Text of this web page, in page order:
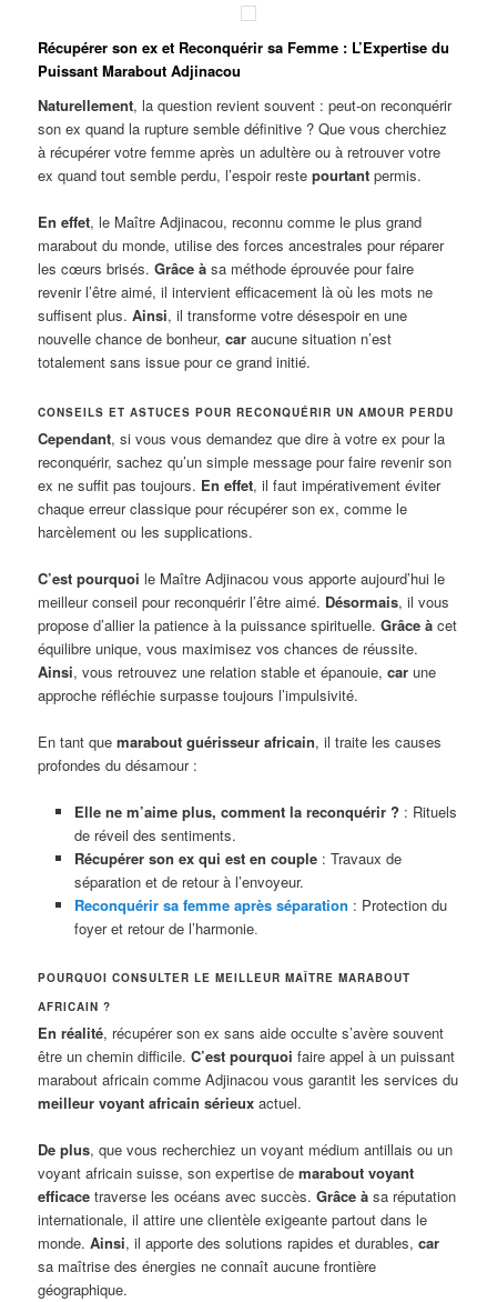
Récupérer son ex et Reconquérir sa Femme : L’Expertise du
Puissant Marabout Adjinacou
Naturellement, la question revient souvent : peut-on reconquérir
son ex quand la rupture semble définitive ? Que vous cherchiez
à récupérer votre femme après un adultère ou à retrouver votre
ex quand tout semble perdu, l’espoir restepourtant permis.
En effet, le Maître Adjinacou, reconnu comme le plus grand
marabout du monde, utilise des forces ancestrales pour réparer
les cœurs brisés.Grâce à sa méthode éprouvée pour faire
revenir l’être aimé, il intervient efficacement là où les mots ne
suffisent plus.Ainsi, il transforme votre désespoir en une
nouvelle chance de bonheur,car aucune situation n’est
totalement sans issue pour ce grand initié.
CONSEILS ET ASTUCES POUR RECONQUÉRIR UN AMOUR PERDU
Cependant, si vous vous demandez que dire à votre ex pour la
reconquérir, sachez qu’un simple message pour faire revenir son
ex ne suffit pas toujours. En effet, il faut impérativement éviter
chaque erreur classique pour récupérer son ex, comme le
harcèlement ou les supplications.
C’est pourquoi le Maître Adjinacou vous apporte aujourd’hui le
meilleur conseil pour reconquérir l’être aimé. Désormais, il vous
propose d’allier la patience à la puissance spirituelle.Grâce à cet
équilibre unique, vous maximisez vos chances de réussite.
Ainsi, vous retrouvez une relation stable et épanouie,car une
approche réfléchie surpasse toujours l’impulsivité.
En tant quemarabout guérisseur africain, il traite les causes
profondes du désamour :
Elle ne m’aime plus, comment la reconquérir ? : Rituels
de réveil des sentiments.
Récupérer son ex qui est en couple: Travaux de
séparation et de retour à l’envoyeur.
Reconquérir sa femme après séparation : Protection du
foyer et retour de l’harmonie.
POURQUOI CONSULTER LE MEILLEUR MAÎTRE MARABOUT
AFRICAIN ?
En réalité, récupérer son ex sans aide occulte s’avère souvent
être un chemin difficile.C’est pourquoi faire appel à un puissant
marabout africain comme Adjinacou vous garantit les services du
meilleur voyant africain sérieux actuel.
De plus, que vous recherchiez un voyant médium antillais ou un
voyant africain suisse, son expertise demarabout voyant
efficace traverse les océans avec succès.Grâce à sa réputation
internationale, il attire une clientèle exigeante partout dans le
monde.Ainsi, il apporte des solutions rapides et durables,car
sa maîtrise des énergies ne connaît aucune frontière
géographique.